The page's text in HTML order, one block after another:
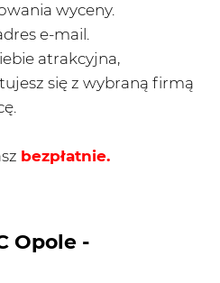
wyceny.
e-mail.
atrakcyjna,
się z wybraną firmą
bezpłatnie.
Opole -